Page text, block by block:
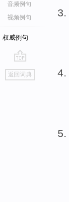
音频例句
视频例句
权威例句
go
top
返回词典